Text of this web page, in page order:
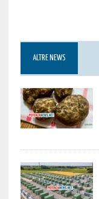
ALTRE NEWS